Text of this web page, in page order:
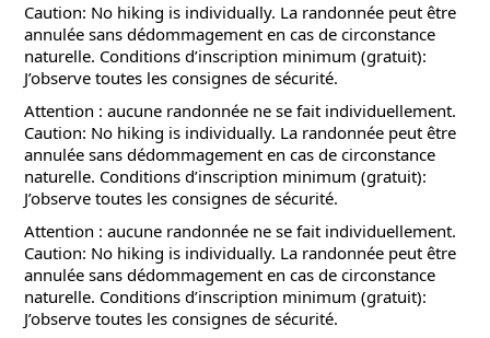
Caution: No hiking is individually. La randonnée peut être
annulée sans dédommagement en cas de circonstance
naturelle. Conditions d’inscription minimum (gratuit):
J’observe toutes les consignes de sécurité.
Attention : aucune randonnée ne se fait individuellement.
Caution: No hiking is individually. La randonnée peut être
annulée sans dédommagement en cas de circonstance
naturelle. Conditions d’inscription minimum (gratuit):
J’observe toutes les consignes de sécurité.
Attention : aucune randonnée ne se fait individuellement.
Caution: No hiking is individually. La randonnée peut être
annulée sans dédommagement en cas de circonstance
naturelle. Conditions d’inscription minimum (gratuit):
J’observe toutes les consignes de sécurité.